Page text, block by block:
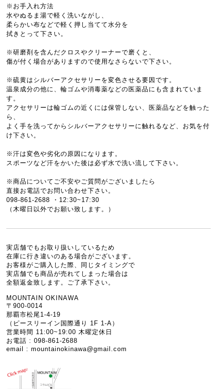
※お手入れ方法
水やぬるま湯で軽く洗いながし、
柔らかい布などで軽く押し当てて水分を
拭きとって下さい。
※研磨剤を含んだクロスやクリーナーで磨くと、
傷が付く場合がありますので使用なさらないで下さい。
※硫黄はシルバーアクセサリーを変色させる要因です。
温泉成分の他に、輪ゴムや消毒薬などの医薬品にも含まれていま
す。
アクセサリーは輪ゴムの近くには保管しない、医薬品などを触った
ら、
よく手を洗ってからシルバーアクセサリーに触れるなど、お気を付
け下さい。
※汗は変色や劣化の原因になります。
スポーツなど汗をかいた後は必ず水で洗い流して下さい。
※商品についてご不安やご質問がございましたら
直接お電話でお問い合わせ下さい。
098-861-2688 ・12:30~17:30
（木曜日以外でお願い致します。）
実店舗でもお取り扱いしているため
在庫に行き違いのある場合がございます。
お客様がご購入した際、同じタイミングで
実店舗でも商品が売れてしまった場合は
全額返金致します。ご了承下さい。
MOUNTAIN OKINAWA
〒900-0014
那覇市松尾1-4-19
（ピースリーイン国際通り 1F 1-A）
営業時間 11:00~19:00 木曜定休日
お電話 : 098-861-2688
email :mountainokinawa@gmail.com